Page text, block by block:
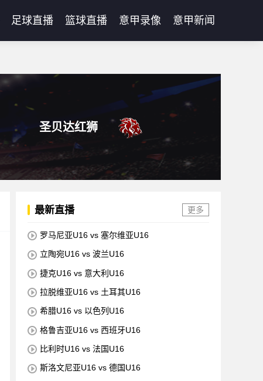
足球直播 篮球直播 意甲录像 意甲新闻
圣贝达红狮
最新直播 更多
罗马尼亚U16 vs 塞尔维亚U16
立陶宛U16 vs 波兰U16
捷克U16 vs 意大利U16
拉脱维亚U16 vs 土耳其U16
希腊U16 vs 以色列U16
格鲁吉亚U16 vs 西班牙U16
比利时U16 vs 法国U16
斯洛文尼亚U16 vs 德国U16